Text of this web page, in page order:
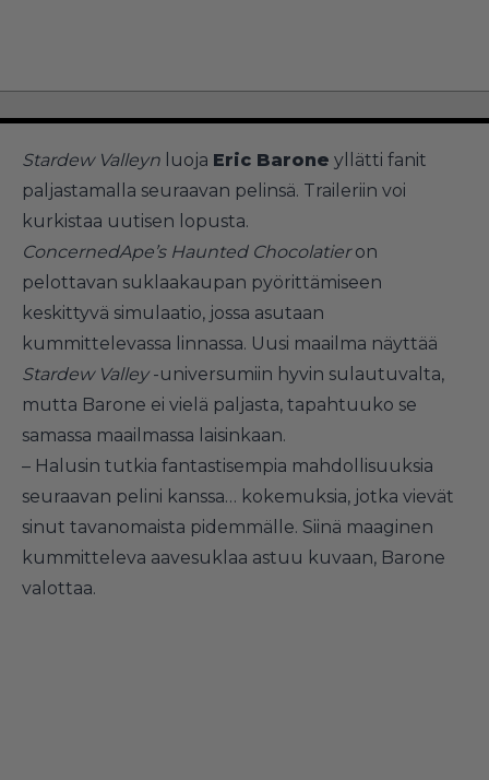
Stardew Valleyn luoja Eric Barone yllätti fanit
paljastamalla seuraavan pelinsä. Traileriin voi
kurkistaa uutisen lopusta.
ConcernedApe’s Haunted Chocolatieron
pelottavan suklaakaupan pyörittämiseen
keskittyvä simulaatio, jossa asutaan
kummittelevassa linnassa. Uusi maailma näyttää
Stardew Valley-universumiin hyvin sulautuvalta,
mutta Barone ei vielä paljasta, tapahtuuko se
samassa maailmassa laisinkaan.
– Halusin tutkia fantastisempia mahdollisuuksia
seuraavan pelini kanssa… kokemuksia, jotka vievät
sinut tavanomaista pidemmälle. Siinä maaginen
kummitteleva aavesuklaa astuu kuvaan, Barone
valottaa.